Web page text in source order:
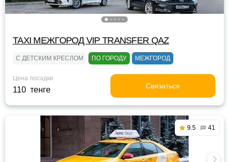
TAXI МЕЖГОРОД VIP TRANSFER QАZ
С ДЕТСКИМ КРЕСЛОМ ПО ГОРОДУ МЕЖГОРОД
Цена посадки
110 тенге Связаться
9.5 41